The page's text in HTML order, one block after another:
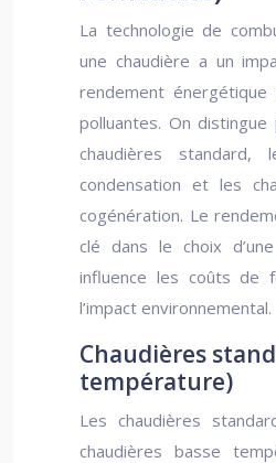
La technologie de
une chaudière a un
rendement
polluantes. On distingue
chaudières standard,
condensation et les
cogénération. Le
clé dans le choix
influence les coûts de
l’impact environnemental.
Chaudières
température)
Les chaudières
chaudières basse